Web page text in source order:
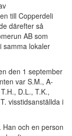
till Copperdeli
därefter så
AB som
samma lokaler
den 1 september
var S.M., A-
D.L., T.K.,
visstidsanställda i
och en person